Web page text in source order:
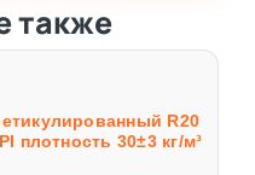
также
R20
плотность 30±3 кг/м³